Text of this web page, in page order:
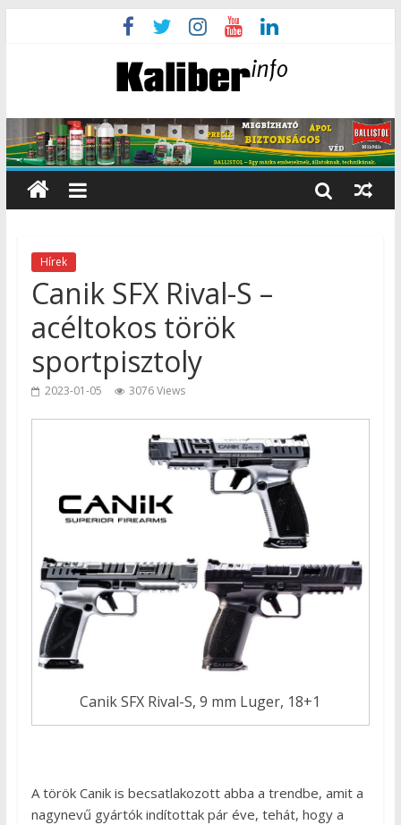
Hírek
Canik SFX Rival-S –
acéltokos török
sportpisztoly
2023-01-05 3076 Views
Canik SFX Rival-S, 9 mm Luger, 18+1
A török Canik is becsatlakozott abba a trendbe, amit a
nagynevű gyártók indítottak pár éve, tehát, hogy a